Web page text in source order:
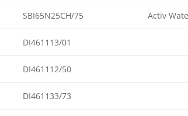
SBI65N25CH/75 Activ
DI461113/01
DI461112/50
DI461133/73